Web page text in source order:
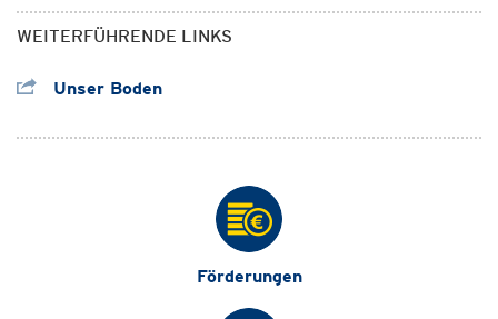
WEITERFÜHRENDE LINKS
Unser Boden
Förderungen